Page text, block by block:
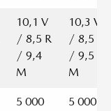
10,1 V
/ 8,5 R
/ 9,4
M
10,3 V
/ 8,5 R
/ 9,5
M
5 000
5 000